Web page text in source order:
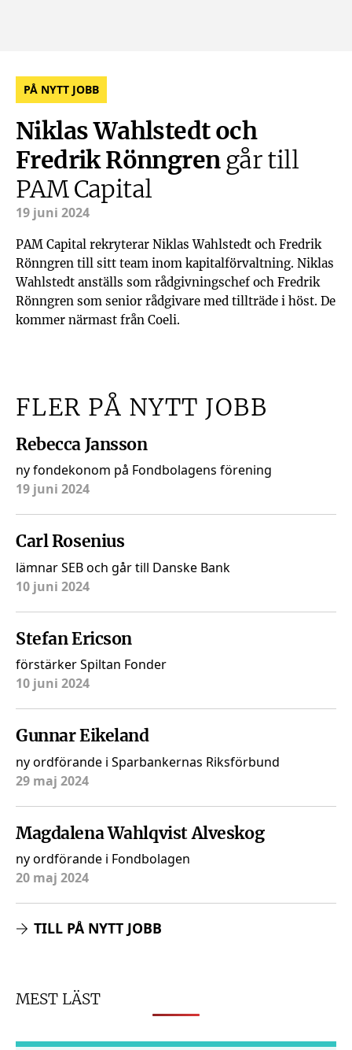
PÅ NYTT JOBB
Niklas Wahlstedt och
Fredrik Rönngren går till
PAM Capital
19 juni 2024
PAM Capital rekryterar Niklas Wahlstedt och Fredrik
Rönngren till sitt team inom kapitalförvaltning. Niklas
Wahlstedt anställs som rådgivningschef och Fredrik
Rönngren som senior rådgivare med tillträde i höst. De
kommer närmast från Coeli.
FLER PÅ NYTT JOBB
Rebecca Jansson
ny fondekonom på Fondbolagens förening
19 juni 2024
Carl Rosenius
lämnar SEB och går till Danske Bank
10 juni 2024
Stefan Ericson
förstärker Spiltan Fonder
10 juni 2024
Gunnar Eikeland
ny ordförande i Sparbankernas Riksförbund
29 maj 2024
Magdalena Wahlqvist Alveskog
ny ordförande i Fondbolagen
20 maj 2024
TILL PÅ NYTT JOBB
MEST LÄST